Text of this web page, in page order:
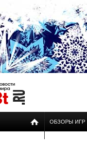
ОБЗОРЫ ИГР